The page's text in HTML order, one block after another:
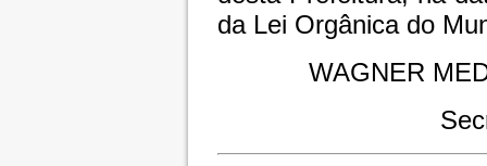
da Lei Orgânica do
WAGNER